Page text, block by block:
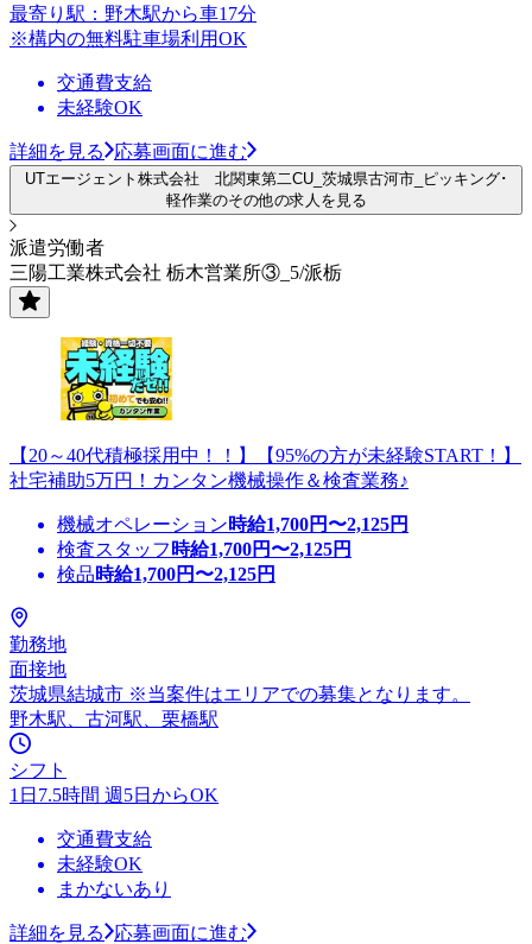
最寄り駅：野木駅から車17分
※構内の無料駐車場利用OK
交通費支給
未経験OK
詳細を見る 応募画面に進む
UTエージェント株式会社 北関東第二CU_茨城県古河市_ピッキング･
軽作業のその他の求人を見る
派遣労働者
三陽工業株式会社 栃木営業所③_5/派栃
【20～40代積極採用中！！】【95%の方が未経験START！】
社宅補助5万円！カンタン機械操作＆検査業務♪
機械オペレーション時給1,700円〜2,125円
検査スタッフ 時給1,700円〜2,125円
検品時給1,700円〜2,125円
勤務地
面接地
茨城県結城市 ※当案件はエリアでの募集となります。
野木駅、古河駅、栗橋駅
シフト
1日7.5時間 週5日からOK
交通費支給
未経験OK
まかないあり
詳細を見る 応募画面に進む